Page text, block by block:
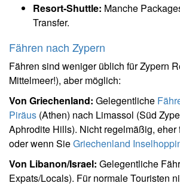
Resort-Shuttle: Manche
Transfer.
Fähren nach Zypern
Fähren sind weniger üblich für Zypern
Mittelmeer!), aber möglich:
Von Griechenland: Gelegentliche
Piräus (Athen) nach Limassol (Süd
Aphrodite Hills). Nicht regelmäßig, eher
oder wenn SieGriechenland
Von Libanon/Israel: Gelegentliche
Expats/Locals). Für normale Touristen